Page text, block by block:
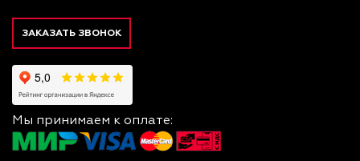
ЗАКАЗАТЬ ЗВОНОК
Мы принимаем к оплате: